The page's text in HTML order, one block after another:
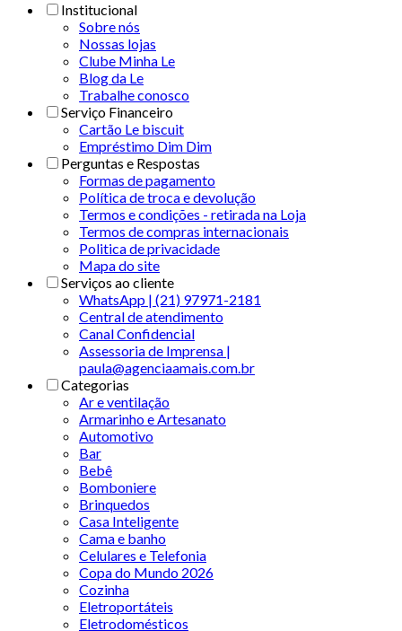
Institucional
Sobre nós
Nossas lojas
Clube Minha Le
Blog da Le
Trabalhe conosco
Serviço Financeiro
Cartão Le biscuit
Empréstimo Dim Dim
Perguntas e Respostas
Formas de pagamento
Política de troca e devolução
Termos e condições - retirada na Loja
Termos de compras internacionais
Politica de privacidade
Mapa do site
Serviços ao cliente
WhatsApp | (21) 97971-2181
Central de atendimento
Canal Confidencial
Assessoria de Imprensa |
paula@agenciaamais.com.br
Categorias
Ar e ventilação
Armarinho e Artesanato
Automotivo
Bar
Bebê
Bomboniere
Brinquedos
Casa Inteligente
Cama e banho
Celulares e Telefonia
Copa do Mundo 2026
Cozinha
Eletroportáteis
Eletrodomésticos